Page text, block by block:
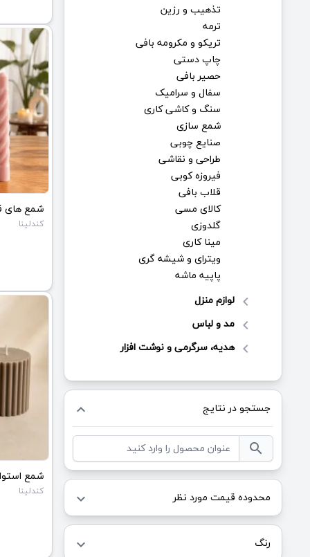
تذهیب و رزین
ترمه
تریکو و مکرومه بافی
چاپ دستی
حصیر بافی
سفال و سرامیک
سنگ و کاشی کاری
شمع سازی
صنایع چوبی
طراحی و نقاشی
فیروزه کوبی
قلاب بافی
کالای مسی
گلدوزی
مینا کاری
ویترای و شیشه گری
پاپیه ماشه
keyboard_arrow_left لوازم منزل
keyboard_arrow_left مد و لباس
keyboard_arrow_left هدیه، سرگرمی و نوشت افزار
جستجو در نتایج keyboard_arrow_up
search
محدوده قیمت مورد نظر keyboard_arrow_down
رنگ keyboard_arrow_down
کندلینا
کندلینا